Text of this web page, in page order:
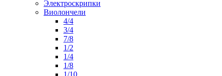
Электроскрипки
Виолончели
4/4
3/4
7/8
1/2
1/4
1/8
1/10